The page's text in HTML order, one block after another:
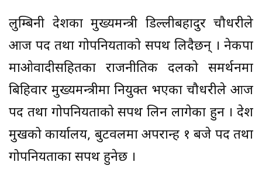
लुम्बिनी प्रदेशका मुख्यमन्त्री डिल्लीबहादुर चौधरीले
आज पद तथा गोपनियताको सपथ लिदैछन् । नेकपा
माओवादीसहितका राजनीतिक दलको समर्थनमा
बिहिवार मुख्यमन्त्रीमा नियुक्त भएका चौधरीले आज
पद तथा गोपनियताको सपथ लिन लागेका हुन । प्रदेश
प्रमुखको कार्यालय, बुटवलमा अपरान्ह १ बजे पद तथा
गोपनियताका सपथ हुनेछ ।